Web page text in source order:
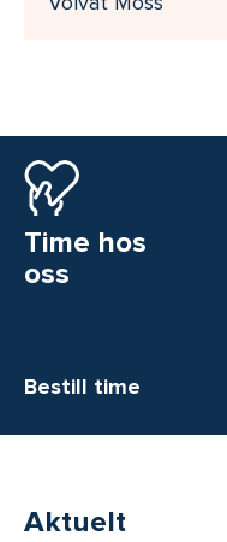
Time hos
oss
Bestill time
Aktuelt